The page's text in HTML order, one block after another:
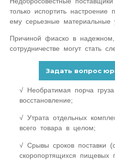
только испортить
ему серьезные материальные
Причиной фиаско в
сотрудничестве могут стать
Необратимая порча
восстановление;
Утрата отдельных
всего товара в целом;
Срывы сроков поставки
скоропортящихся пищевых